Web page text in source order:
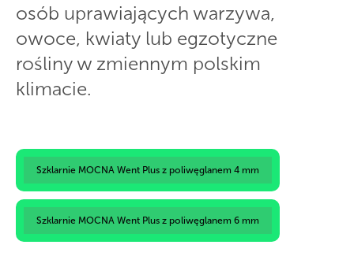
osób uprawiających warzywa,
owoce, kwiaty lub egzotyczne
rośliny w zmiennym polskim
klimacie.
Szklarnie MOCNA Went Plus z poliwęglanem 4 mm
Szklarnie MOCNA Went Plus z poliwęglanem 6 mm